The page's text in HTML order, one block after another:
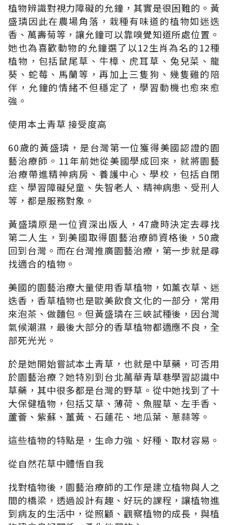
植物辨識對視力障礙的允鐘，其實是很困難的。黃
盛璘因此在農場角落，栽種有味道的植物如迷迭
香、萬壽菊等，讓允鐘可以靠嗅覺知道所處位置。
她也為喜歡動物的允鐘選了以12生肖為名的12種
植物，包括鼠尾草、牛樟、虎耳草、兔兒菜、龍
葵、蛇莓、馬蘭等，再加上三隻狗、幾隻雞的陪
伴，允鐘的情緒不但穩定了，學習動機也愈來愈
強。
使用本土青草 接受度高
60歲的黃盛璘，是台灣第一位獲得美國認證的園
藝治療師。11年前她從美國學成回來，就將園藝
治療帶進精神病房、養護中心、學校，包括自閉
症、學習障礙兒童、失智老人、精神病患、受刑人
等，都是服務對象。
黃盛璘原是一位資深出版人，47歲時決定去尋找
第二人生，到美國取得園藝治療師資格後，50歲
回到台灣。而在台灣推廣園藝治療，第一步就是尋
找適合的植物。
美國的園藝治療大量使用香草植物，如薰衣草、迷
迭香，香草植物也是歐美飲食文化的一部分，常用
來泡茶、做麵包。但黃盛璘在三峽試種後，因台灣
氣候潮濕，最後大部分的香草植物都適應不良，全
部死光光。
於是她開始嘗試本土青草，也就是中草藥，可否用
於園藝治療？她特別到台北萬華青草巷學習認識中
草藥，其中很多都是台灣的野草。從中她找到了十
大保健植物，包括艾草、薄荷、魚腥草、左手香、
蘆薈、紫蘇、薑黃、石蓮花、地瓜葉、蔥蒜等。
這些植物的特點是，生命力強、好種、取材容易。
從自然花草中體悟自我
找對植物後，園藝治療師的工作是建立植物與人之
間的橋梁，透過設計有趣、好玩的課程，讓植物進
到病友的生活中，從照顧、觀察植物的成長，與植